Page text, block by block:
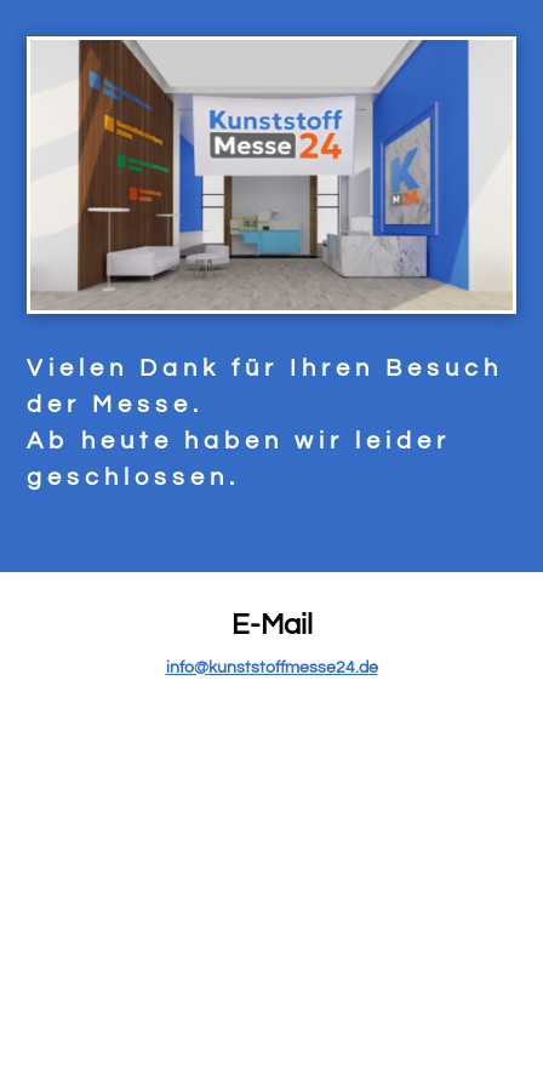
Vielen Dank für Ihren Besuch
der Messe.
Ab heute haben wir leider
geschlossen.
E-Mail
info@kunststoffmesse24.de